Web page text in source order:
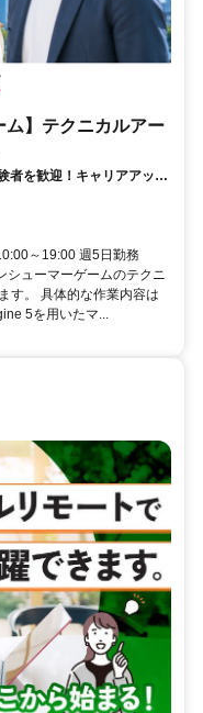
ム】テクニカルアー
者を歓迎！キャリアアップ
～19:00 週5日勤務
シューマーゲームのテクニ
す。 具体的な作業内容は
5を用いたマ...